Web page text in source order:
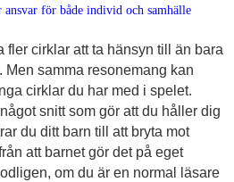
för både individ och samhälle
fler cirklar att ta hänsyn till än bara
samma resonemang kan
cirklar du har med i spelet.
snitt som gör att du håller dig
du ditt barn till att bryta mot
att barnet gör det på eget
om du är en normal läsare